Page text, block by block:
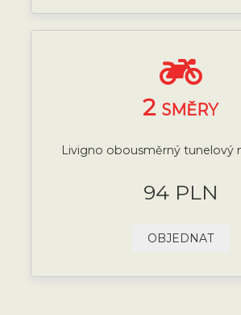
2 SMĚRY
Livigno obousměrný tunelový
94 PLN
OBJEDNAT